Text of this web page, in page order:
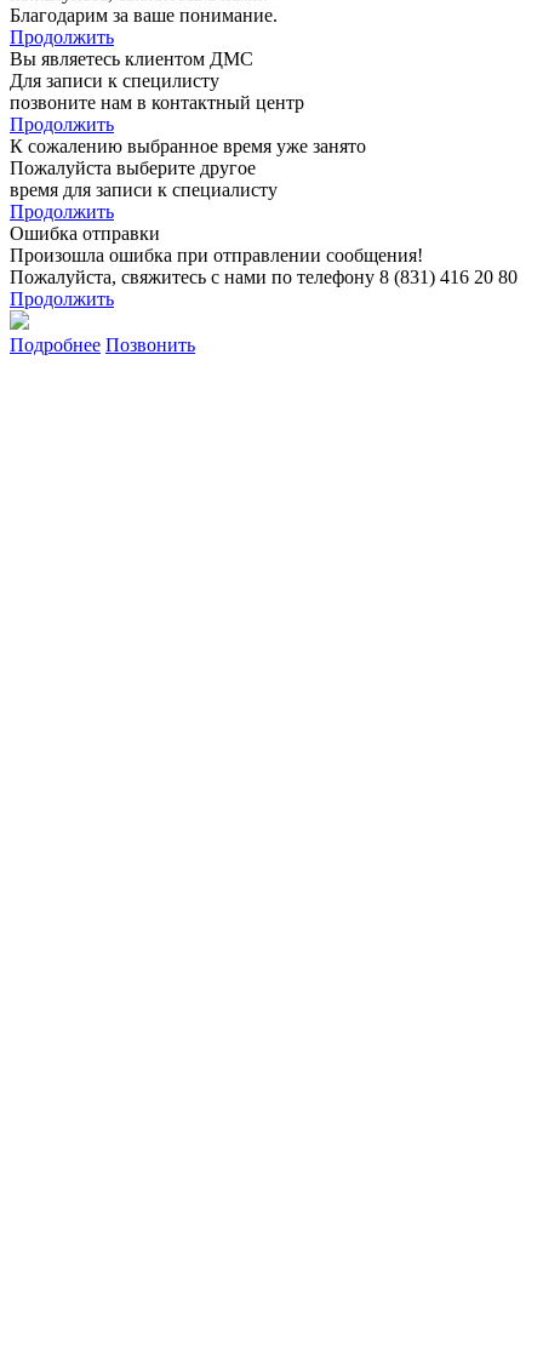
Благодарим за ваше понимание.
Продолжить
Вы являетесь клиентом ДМС
Для записи к специлисту
позвоните нам в контактный центр
Продолжить
К сожалению выбранное время уже занято
Пожалуйста выберите другое
время для записи к специалисту
Продолжить
Ошибка отправки
Произошла ошибка при отправлении сообщения!
Пожалуйста, свяжитесь с нами по телефону 8 (831) 416 20 80
Продолжить
Подробнее Позвонить